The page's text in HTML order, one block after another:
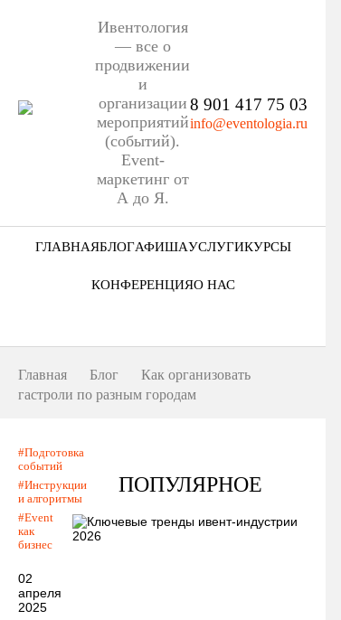
Ивентология
— все о
продвижении
и
организации
мероприятий
(событий).
Event-
маркетинг от
А до Я.
8 901 417 75 03
info@eventologia.ru
ГЛАВНАЯБЛОГ
Ниша
Формат
АФИШАУСЛУГИКУРСЫ
КОНФЕРЕНЦИЯО НАС
Портфолио
Главная Блог
Как организовать
гастроли по разным городам
Подготовка
событий
Инструкции
и алгоритмы
Event
как
бизнес
02
апреля
2025
ПОПУЛЯРНОЕ